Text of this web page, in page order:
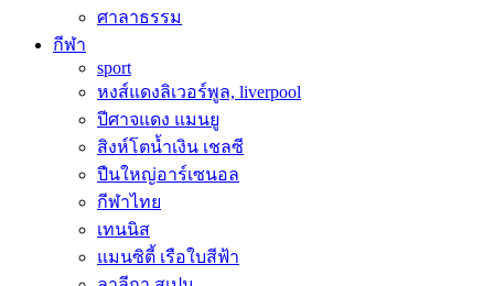
ศาลาธรรม
กีฬา
sport
หงส์แดงลิเวอร์พูล, liverpool
ปีศาจแดง แมนยู
สิงห์โตน้ำเงิน เชลซี
ปืนใหญ่อาร์เซนอล
กีฬาไทย
เทนนิส
แมนซิตี้ เรือใบสีฟ้า